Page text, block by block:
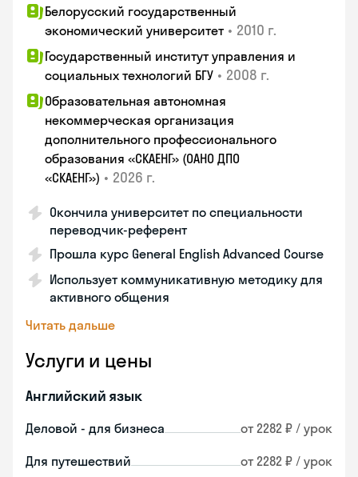
Белорусский государственный
экономический университет • 2010 г.
Государственный институт управления и
социальных технологий БГУ • 2008 г.
Образовательная автономная
некоммерческая организация
дополнительного профессионального
образования «СКАЕНГ» (ОАНО ДПО
«СКАЕНГ») • 2026 г.
Окончила университет по специальности
переводчик-референт
Прошла курс General English Advanced Course
Использует коммуникативную методику для
активного общения
Читать дальше
Услуги и цены
Английский язык
Деловой - для бизнеса от 2282 ₽ / урок
Для путешествий от 2282 ₽ / урок